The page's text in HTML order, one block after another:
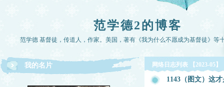
范学德2的博客
范学德 基督徒，传道人，作家。美国，著有《我为什么不愿成为基督徒》等
我的名片 网络日志列表 【2023-05】
1143（图文）这